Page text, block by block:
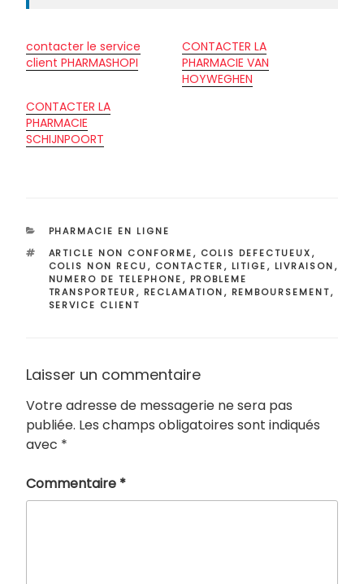
contacter le service
client PHARMASHOPI
CONTACTER LA
PHARMACIE VAN
HOYWEGHEN
CONTACTER LA
PHARMACIE
SCHIJNPOORT
CATÉGORIES
PHARMACIE EN LIGNE
ÉTIQUETTES
ARTICLE NON CONFORME, COLIS DEFECTUEUX,
COLIS NON RECU, CONTACTER, LITIGE, LIVRAISON,
NUMERO DE TELEPHONE, PROBLEME
TRANSPORTEUR, RECLAMATION, REMBOURSEMENT,
SERVICE CLIENT
Laisser un commentaire
Votre adresse de messagerie ne sera pas
publiée. Les champs obligatoires sont indiqués
avec *
Commentaire *